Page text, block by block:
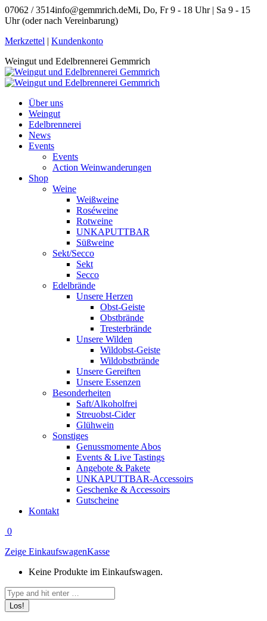
Zum
Inhalt
07062 / 3514info@gemmrich.deMi, Do, Fr 9 - 18 Uhr | Sa 9 - 15
Uhr (oder nach Vereinbarung)
Facebook
opens
in
new
Instagram
opens
in
new
Merkzettel | Kundenkonto
Weingut und Edelbrennerei Gemmrich
Über uns
Weingut
Edelbrennerei
News
Events
Events
Action Weinwanderungen
Shop
Weine
Weißweine
Roséweine
Rotweine
UNKAPUTTBAR
Süßweine
Sekt/Secco
Sekt
Secco
Edelbrände
Unsere Herzen
Obst-Geiste
Obstbrände
Tresterbrände
Unsere Wilden
Wildobst-Geiste
Wildobstbrände
Unsere Gereiften
Unsere Essenzen
Besonderheiten
Saft/Alkoholfrei
Streuobst-Cider
Glühwein
Sonstiges
Genussmomente Abos
Events & Live Tastings
Angebote & Pakete
UNKAPUTTBAR-Accessoirs
Geschenke & Accessoirs
Gutscheine
Kontakt
0
Zeige EinkaufswagenKasse
Keine Produkte im Einkaufswagen.
Search: